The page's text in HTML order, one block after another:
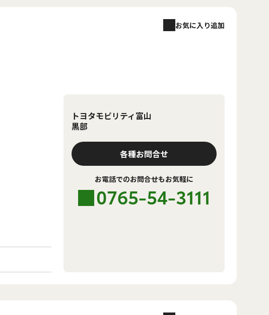
お気に入り追加
トヨタモビリティ富山
黒部
各種お問合せ
お電話でのお問合せもお気軽に
0765-54-3111